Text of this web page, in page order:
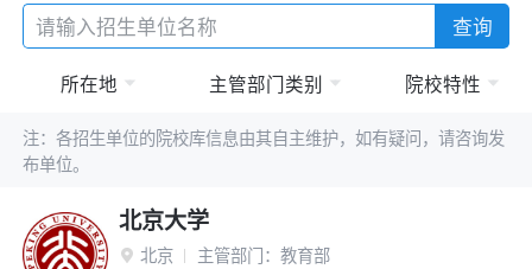
查询
所在地 主管部门类别 院校特性
注：各招生单位的院校库信息由其自主维护，如有疑问，请咨询发
布单位。
北京大学
 北京 主管部门： 教育部